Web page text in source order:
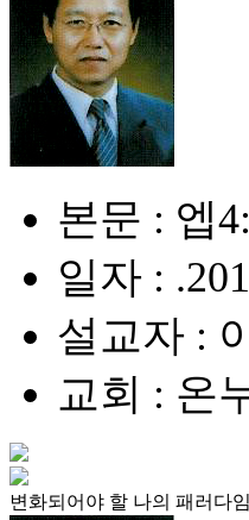
본문 : 엡
일자 :
설교자 :
교회 : 온
변화되어야 할 나의 패러다임